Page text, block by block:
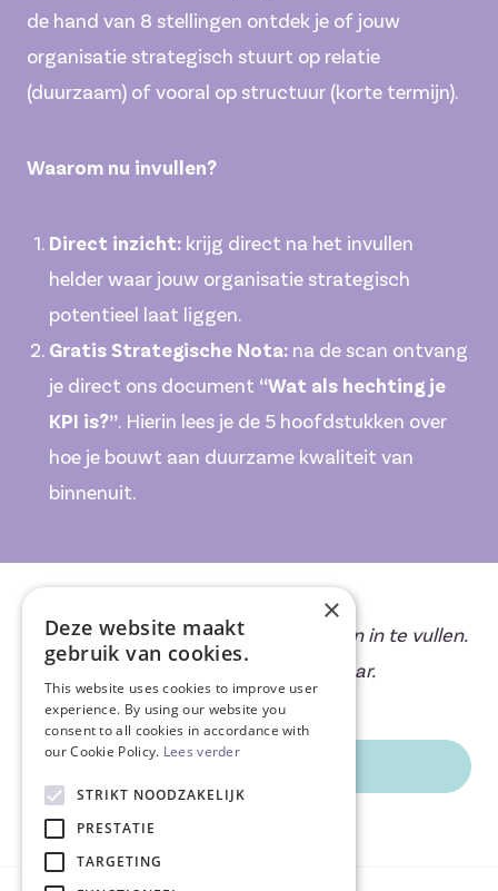
de hand van 8 stellingen ontdek je of jouw
organisatie strategisch stuurt op relatie
(duurzaam) of vooral op structuur (korte termijn).
Waarom nu invullen?
Direct inzicht: krijg direct na het invullen
helder waar jouw organisatie strategisch
potentieel laat liggen.
Gratis Strategische Nota: na de scan ontvang
je direct ons document “Wat als hechting je
KPI is?”. Hierin lees je de 5 hoofdstukken over
hoe je bouwt aan duurzame kwaliteit van
binnenuit.
Klik op de knop hieronder om de scan in te vullen.
De uitslag is direct zichtbaar.
×
Deze website maakt
gebruik van cookies.
This website uses cookies to improve user
experience. By using our website you
consent to all cookies in accordance with
our Cookie Policy. Lees verder
STRIKT NOODZAKELIJK
PRESTATIE
TARGETING